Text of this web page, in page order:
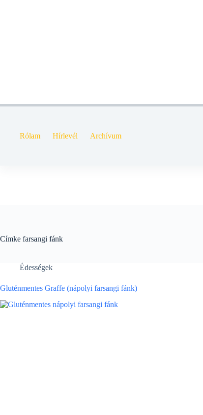
Rólam Hírlevél Archívum
Címke farsangi fánk
Édességek
Gluténmentes Graffe (nápolyi farsangi fánk)